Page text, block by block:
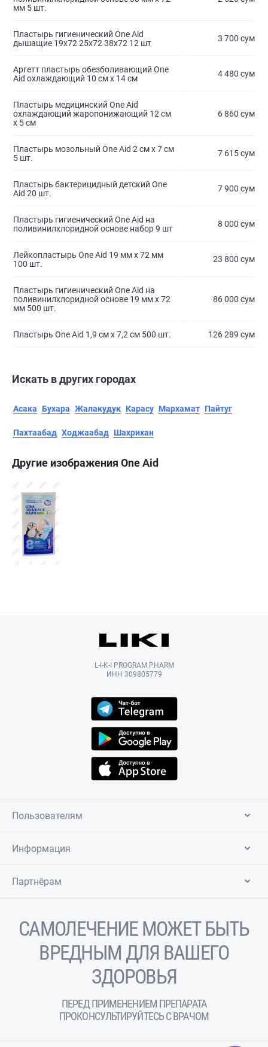
мм 5 шт.
Пластырь гигиенический One Aid
дышащие 19х72 25х72 38х72 12 шт
3 700 сум
Аргетт пластырь обезболивающий One
Aid охлаждающий 10 см х 14 см
4 480 сум
Пластырь медицинский One Aid
охлаждающий жаропонижающий 12 см
х 5 см
6 860 сум
Пластырь мозольный One Aid 2 см х 7 см
5 шт.
7 615 сум
Пластырь бактерицидный детский One
Aid 20 шт.
7 900 сум
Пластырь гигиенический One Aid на
поливинилхлоридной основе набор 9 шт
8 000 сум
Лейкопластырь One Aid 19 мм х 72 мм
100 шт.
23 800 сум
Пластырь гигиенический One Aid на
поливинилхлоридной основе 19 мм х 72
мм 500 шт.
86 000 сум
Пластырь One Aid 1,9 см х 7,2 см 500 шт. 126 289 сум
Искать в других городах
Асака Бухара Жалакудук Карасу Мархамат Пайтуг
Пахтаабад Ходжаабад Шахрихан
Другие изображения One Aid
L-I-K-I PROGRAM PHARM
ИНН 309805779
Пользователям
Информация
Партнёрам
САМОЛЕЧЕНИЕ МОЖЕТ БЫТЬ
ВРЕДНЫМ ДЛЯ ВАШЕГО
ЗДОРОВЬЯ
ПЕРЕД ПРИМЕНЕНИЕМ ПРЕПАРАТА
ПРОКОНСУЛЬТИРУЙТЕСЬ С ВРАЧОМ